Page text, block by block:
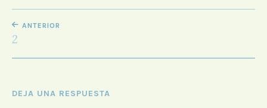
NAVEGACIÓN
DE
ENTRADAS
ANTERIOR
2
DEJA UNA RESPUESTA